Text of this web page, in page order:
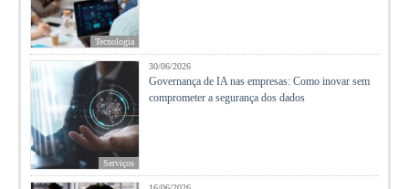
Tecnologia
Serviços
30/06/2026
Governança de IA nas empresas: Como inovar sem
comprometer a segurança dos dados